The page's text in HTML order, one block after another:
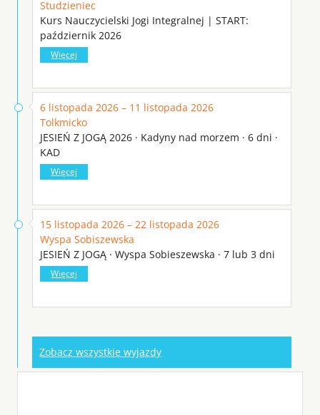
Studzieniec
Kurs Nauczycielski Jogi Integralnej | START:
październik 2026
Więcej
6 listopada 2026 – 11 listopada 2026
Tolkmicko
JESIEŃ Z JOGĄ 2026 · Kadyny nad morzem · 6 dni ·
KAD
Więcej
15 listopada 2026 – 22 listopada 2026
Wyspa Sobiszewska
JESIEŃ Z JOGĄ · Wyspa Sobieszewska · 7 lub 3 dni
Więcej
Zobacz wszystkie wyjazdy